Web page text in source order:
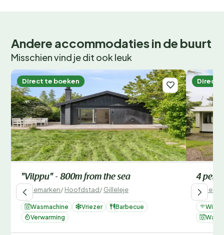
Andere accommodaties in de buurt
Misschien vind je dit ook leuk
Direct te boeken
"Vilppu" - 800m from the sea
Denemarken/Hoofdstad/Gilleleje
Wasmachine Vriezer
Barbecue
Verwarming
Direct
4
Wifi